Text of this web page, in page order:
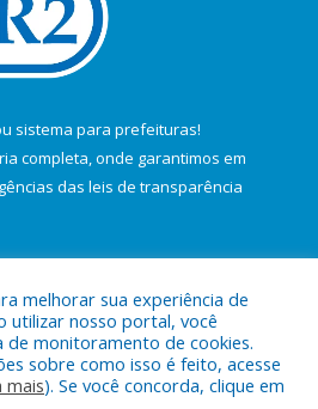
sistema para prefeituras!
completa, onde garantimos em
das leis de transparência
a Câmara Municipal de Salvaterra.
melhorar sua experiência de
utilizar nosso portal, você
de monitoramento de cookies.
sobre como isso é feito, acesse
mais). Se você concorda, clique em